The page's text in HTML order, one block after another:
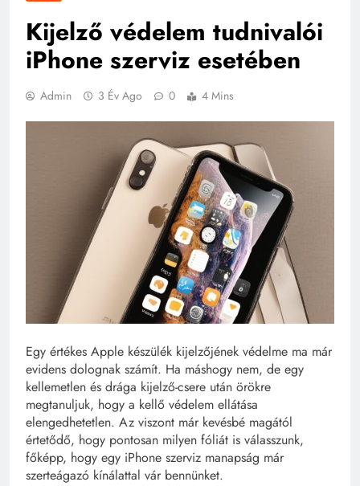
Kijelző védelem tudnivalói
iPhone szerviz esetében
Admin 3 Év Ago 0 4 Mins
Egy értékes Apple készülék kijelzőjének védelme ma már
evidens dolognak számít. Ha máshogy nem, de egy
kellemetlen és drága kijelző-csere után örökre
megtanuljuk, hogy a kellő védelem ellátása
elengedhetetlen. Az viszont már kevésbé magától
értetődő, hogy pontosan milyen fóliát is válasszunk,
főképp, hogy egy iPhone szerviz manapság már
szerteágazó kínálattal vár bennünket.